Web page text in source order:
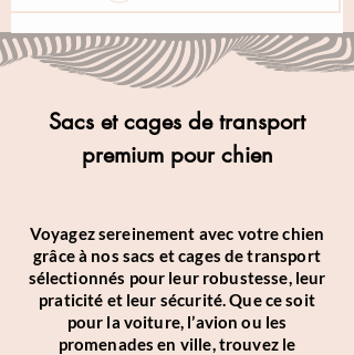
Sacs et cages de transport
premium pour chien
Voyagez sereinement avec votre chien
grâce à nos sacs et cages de transport
sélectionnés pour leur robustesse, leur
praticité et leur sécurité. Que ce soit
pour la voiture, l’avion ou les
promenades en ville, trouvez le